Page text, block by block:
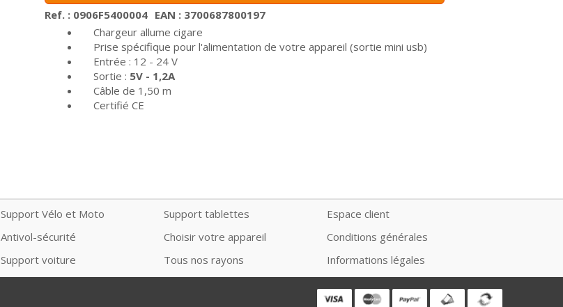
Ref. : 0906F5400004 EAN : 3700687800197
Chargeur allume cigare
Prise spécifique pour l'alimentation de votre appareil (sortie mini usb)
Entrée : 12 - 24 V
Sortie : 5V - 1,2A
Câble de 1,50 m
Certifié CE
Support Vélo et Moto
Antivol-sécurité
Support voiture
Support tablettes
Choisir votre appareil
Tous nos rayons
Espace client
Conditions générales
Informations légales